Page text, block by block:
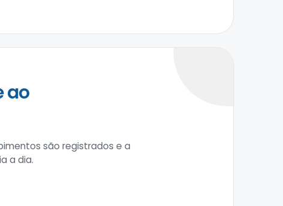
ao
são registrados e a
a dia.